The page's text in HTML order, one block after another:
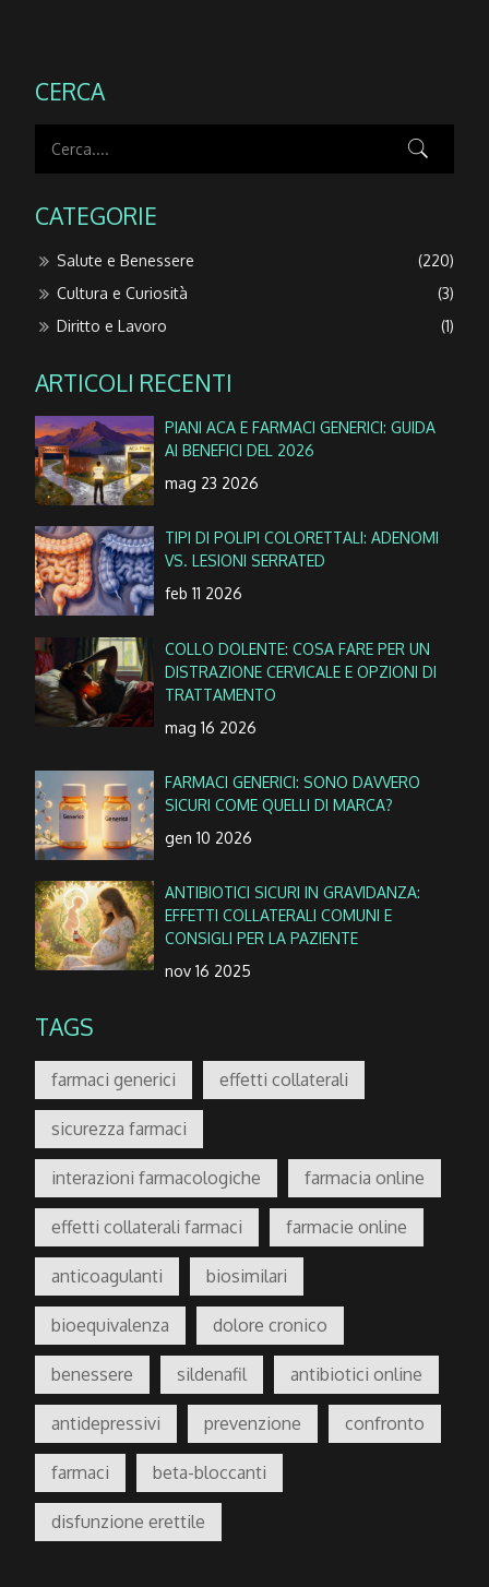
CERCA
CATEGORIE
Salute e Benessere
(220)
Cultura e Curiosità
(3)
Diritto e Lavoro
(1)
ARTICOLI RECENTI
PIANI ACA E FARMACI GENERICI: GUIDA
AI BENEFICI DEL 2026
mag 23 2026
TIPI DI POLIPI COLORETTALI: ADENOMI
VS. LESIONI SERRATED
feb 11 2026
COLLO DOLENTE: COSA FARE PER UN
DISTRAZIONE CERVICALE E OPZIONI DI
TRATTAMENTO
mag 16 2026
FARMACI GENERICI: SONO DAVVERO
SICURI COME QUELLI DI MARCA?
gen 10 2026
ANTIBIOTICI SICURI IN GRAVIDANZA:
EFFETTI COLLATERALI COMUNI E
CONSIGLI PER LA PAZIENTE
nov 16 2025
TAGS
farmaci generici effetti collaterali
sicurezza farmaci
interazioni farmacologiche farmacia online
effetti collaterali farmaci farmacie online
anticoagulanti biosimilari
bioequivalenza dolore cronico
benessere sildenafil antibiotici online
antidepressivi prevenzione confronto
farmaci beta-bloccanti
disfunzione erettile